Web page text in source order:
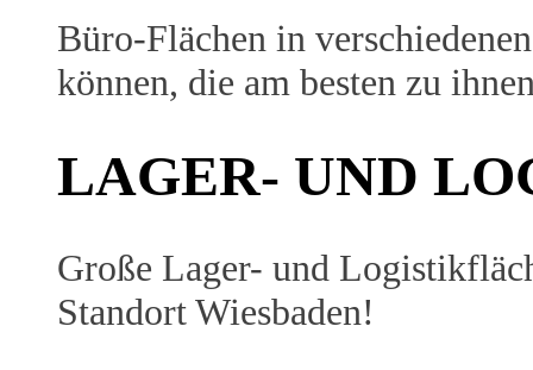
Büro-Flächen in
können, die am besten zu
LAGER- UND
Große Lager- und
Standort Wiesbaden!